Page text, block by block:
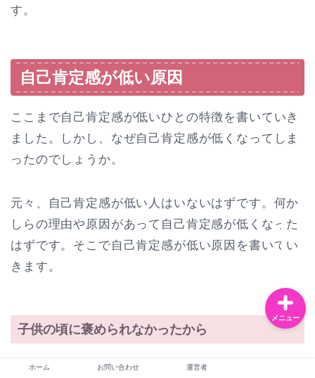
す。
自己肯定感が低い原因
ここまで自己肯定感が低いひとの特徴を書いていき
ました。しかし、なぜ自己肯定感が低くなってしま
ったのでしょうか。
元々、自己肯定感が低い人はいないはずです。何か
しらの理由や原因があって自己肯定感が低くなった
はずです。そこで自己肯定感が低い原因を書いてい
きます。
子供の頃に褒められなかったから
自己肯定感が低くなった原因は子供の頃の家庭環境
ホーム お問い合わせ 運営者
メニュー
お問い合わせ
恋愛・夫婦
ライフスタイル